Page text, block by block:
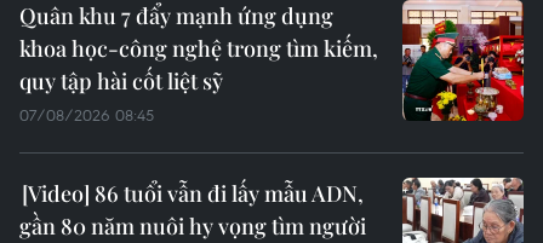
Quân khu 7 đẩy mạnh ứng dụng
khoa học-công nghệ trong tìm kiếm,
quy tập hài cốt liệt sỹ
07/08/2026 08:45
86 tuổi vẫn đi lấy mẫu ADN,
gần 80 năm nuôi hy vọng tìm người